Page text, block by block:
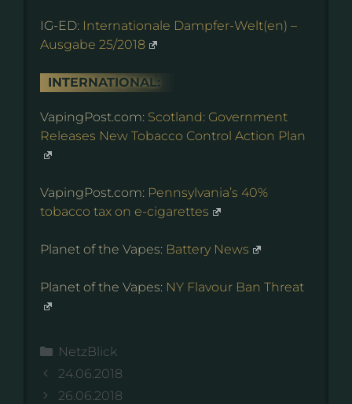
IG-ED: Internationale Dampfer-Welt(en) –
Ausgabe 25/2018
INTERNATIONAL:
VapingPost.com: Scotland: Government
Releases New Tobacco Control Action Plan
VapingPost.com: Pennsylvania’s 40%
tobacco tax on e-cigarettes
Planet of the Vapes: Battery News
Planet of the Vapes: NY Flavour Ban Threat
Kategorien
NetzBlick
24.06.2018
26.06.2018